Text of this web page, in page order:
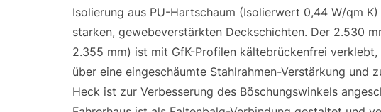
Isolierung aus PU-Hartschaum (Isolierwert 0,44 W/qm
starken, gewebeverstärkten Deckschichten. Der 2.530
2.355 mm) ist mit GfK-Profilen kältebrückenfrei
über eine eingeschäumte Stahlrahmen-Verstärkung und
Heck ist zur Verbesserung des Böschungswinkels